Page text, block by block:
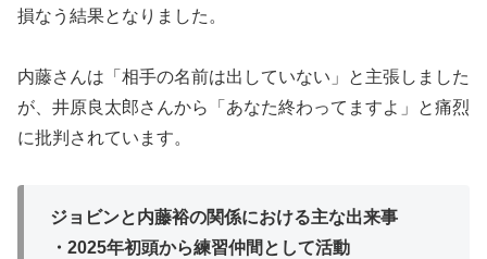
損なう結果となりました。
内藤さんは「相手の名前は出していない」と主張しました
が、井原良太郎さんから「あなた終わってますよ」と痛烈
に批判されています。
ジョビンと内藤裕の関係における主な出来事
・2025年初頭から練習仲間として活動